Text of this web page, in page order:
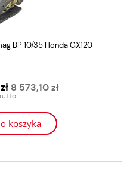
BP 10/35 Honda GX120
8 573,10 zł
koszyka